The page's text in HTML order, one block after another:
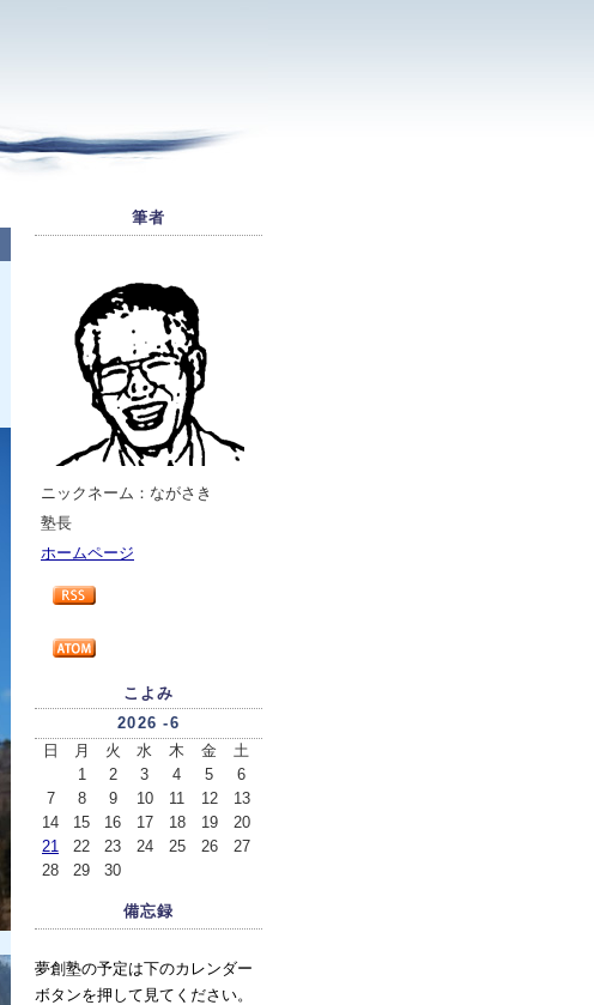
筆者
ニックネーム：ながさき
塾長
ホームページ
こよみ
2026 -6
日
月 火 水 木 金
土
1
2 3 4 5
6
7
8 9 10 11 12
13
14
15 16 17 18 19
20
21
22 23 24 25 26
27
28
29 30
備忘録
夢創塾の予定は下のカレンダー
ボタンを押して見てください。